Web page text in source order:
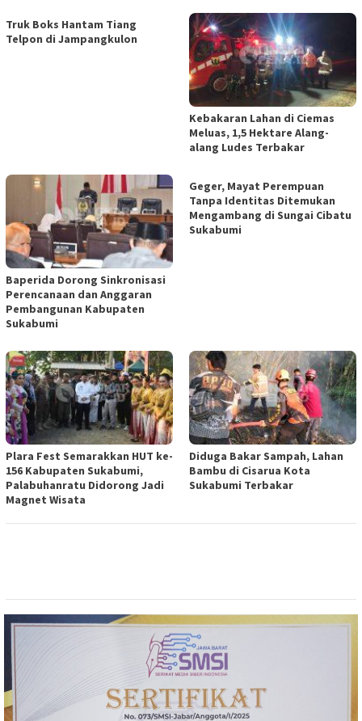
Truk Boks Hantam Tiang
Telpon di Jampangkulon
Kebakaran Lahan di Ciemas
Meluas, 1,5 Hektare Alang-
alang Ludes Terbakar
Baperida Dorong Sinkronisasi
Perencanaan dan Anggaran
Pembangunan Kabupaten
Sukabumi
Geger, Mayat Perempuan
Tanpa Identitas Ditemukan
Mengambang di Sungai Cibatu
Sukabumi
Plara Fest Semarakkan HUT ke-
156 Kabupaten Sukabumi,
Palabuhanratu Didorong Jadi
Magnet Wisata
Diduga Bakar Sampah, Lahan
Bambu di Cisarua Kota
Sukabumi Terbakar